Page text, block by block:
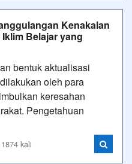
Kenakalan
Belajar yang
bentuk aktualisasi
oleh para
keresahan
Pengetahuan
kali